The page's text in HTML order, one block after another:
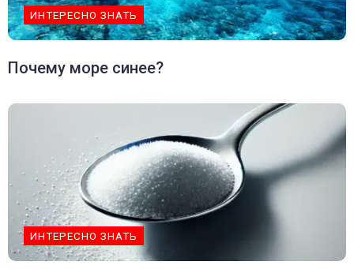
ИНТЕРЕСНО ЗНАТЬ
Почему море синее?
ИНТЕРЕСНО ЗНАТЬ